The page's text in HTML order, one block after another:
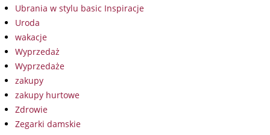
Ubrania w stylu basic Inspiracje
Uroda
wakacje
Wyprzedaż
Wyprzedaże
zakupy
zakupy hurtowe
Zdrowie
Zegarki damskie